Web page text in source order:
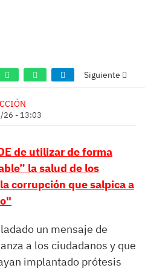
Siguiente
26 - 13:03
de utilizar de forma
la salud de los
corrupción que salpica a
un mensaje de
a los ciudadanos y que
implantado prótesis